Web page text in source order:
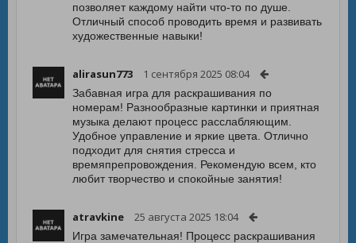
позволяет каждому найти что-то по душе.
Отличный способ проводить время и развивать
художественные навыки!
alirasun773 1 сентября 2025 08:04
Забавная игра для раскрашивания по
номерам! Разнообразные картинки и приятная
музыка делают процесс расслабляющим.
Удобное управление и яркие цвета. Отлично
подходит для снятия стресса и
времяпрепровождения. Рекомендую всем, кто
любит творчество и спокойные занятия!
atravkine 25 августа 2025 18:04
Игра замечательная! Процесс раскрашивания